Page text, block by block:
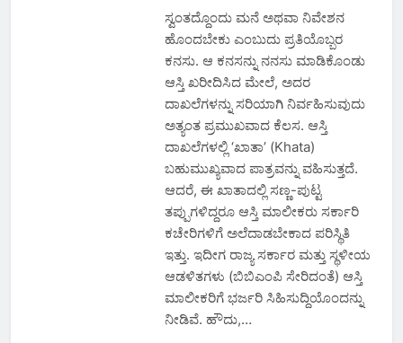
ಸ್ವಂತದ್ದೊಂದು ಮನೆ ಅಥವಾ ನಿವೇಶನ
ಹೊಂದಬೇಕು ಎಂಬುದು ಪ್ರತಿಯೊಬ್ಬರ
ಕನಸು. ಆ ಕನಸನ್ನು ನನಸು ಮಾಡಿಕೊಂಡು
ಆಸ್ತಿ ಖರೀದಿಸಿದ ಮೇಲೆ, ಅದರ
ದಾಖಲೆಗಳನ್ನು ಸರಿಯಾಗಿ ನಿರ್ವಹಿಸುವುದು
ಅತ್ಯಂತ ಪ್ರಮುಖವಾದ ಕೆಲಸ. ಆಸ್ತಿ
ದಾಖಲೆಗಳಲ್ಲಿ ‘ಖಾತಾ’ (Khata)
ಬಹುಮುಖ್ಯವಾದ ಪಾತ್ರವನ್ನು ವಹಿಸುತ್ತದೆ.
ಆದರೆ, ಈ ಖಾತಾದಲ್ಲಿ ಸಣ್ಣ-ಪುಟ್ಟ
ತಪ್ಪುಗಳಿದ್ದರೂ ಆಸ್ತಿ ಮಾಲೀಕರು ಸರ್ಕಾರಿ
ಕಚೇರಿಗಳಿಗೆ ಅಲೆದಾಡಬೇಕಾದ ಪರಿಸ್ಥಿತಿ
ಇತ್ತು. ಇದೀಗ ರಾಜ್ಯ ಸರ್ಕಾರ ಮತ್ತು ಸ್ಥಳೀಯ
ಆಡಳಿತಗಳು (ಬಿಬಿಎಂಪಿ ಸೇರಿದಂತೆ) ಆಸ್ತಿ
ಮಾಲೀಕರಿಗೆ ಭರ್ಜರಿ ಸಿಹಿಸುದ್ದಿಯೊಂದನ್ನು
ನೀಡಿವೆ. ಹೌದು,…